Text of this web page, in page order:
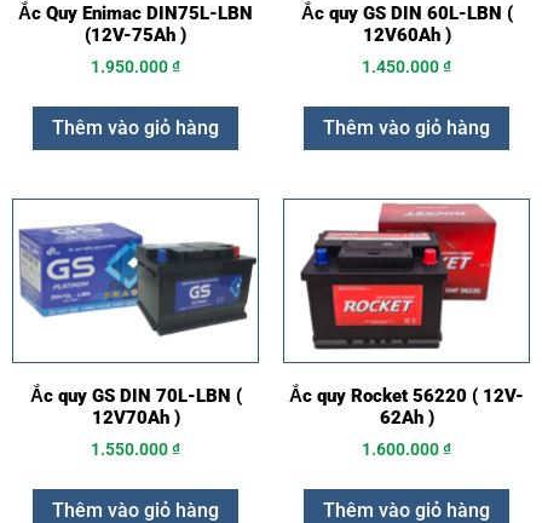
Ắc Quy Enimac DIN75L-LBN
(12V-75Ah )
1.950.000₫
Thêm vào giỏ hàng
Ắc quy GS DIN 60L-LBN (
12V60Ah )
1.450.000₫
Thêm vào giỏ hàng
Ắc quy GS DIN 70L-LBN (
12V70Ah )
1.550.000₫
Thêm vào giỏ hàng
Ắc quy Rocket 56220 ( 12V-
62Ah )
1.600.000₫
Thêm vào giỏ hàng